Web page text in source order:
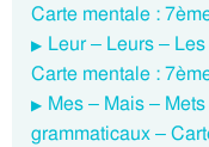
Carte mentale :
Leur – Leurs –
Carte mentale :
Mes – Mais –
grammaticaux –